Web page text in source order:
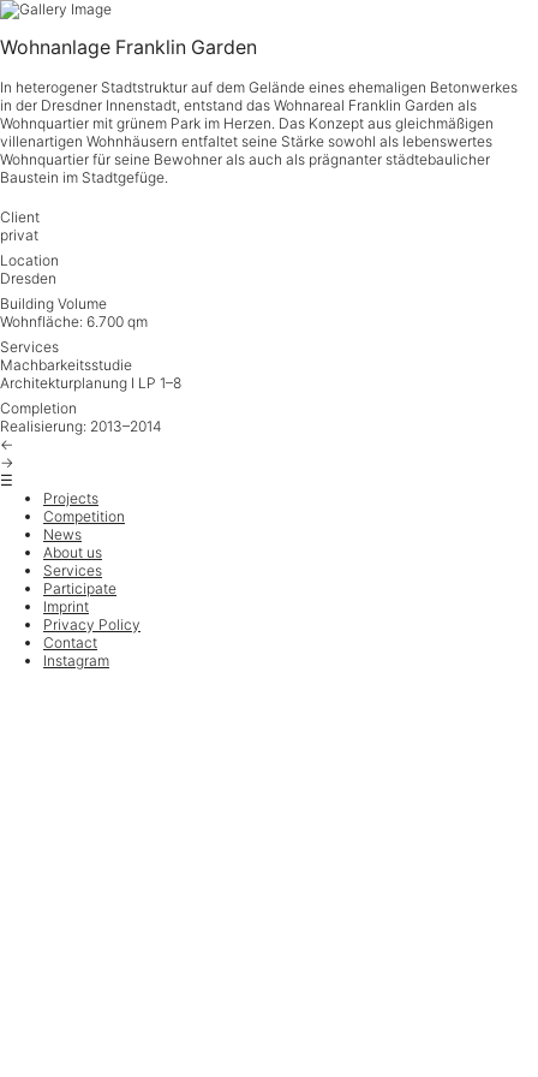
Zum
springen
Wohnanlage Franklin Garden
In heterogener Stadtstruktur auf dem Gelände eines ehemaligen Betonwerkes
in der Dresdner Innenstadt, entstand das Wohnareal Franklin Garden als
Wohnquartier mit grünem Park im Herzen. Das Konzept aus gleichmäßigen
villenartigen Wohnhäusern entfaltet seine Stärke sowohl als lebenswertes
Wohnquartier für seine Bewohner als auch als prägnanter städtebaulicher
Baustein im Stadtgefüge.
Client
privat
Location
Dresden
Building Volume
Wohnfläche: 6.700 qm
Services
Machbarkeitsstudie
Architekturplanung I LP 1–8
Completion
Realisierung: 2013–2014
←
→
☰
Projects
Competition
News
About us
Services
Participate
Imprint
Privacy Policy
Contact
Instagram